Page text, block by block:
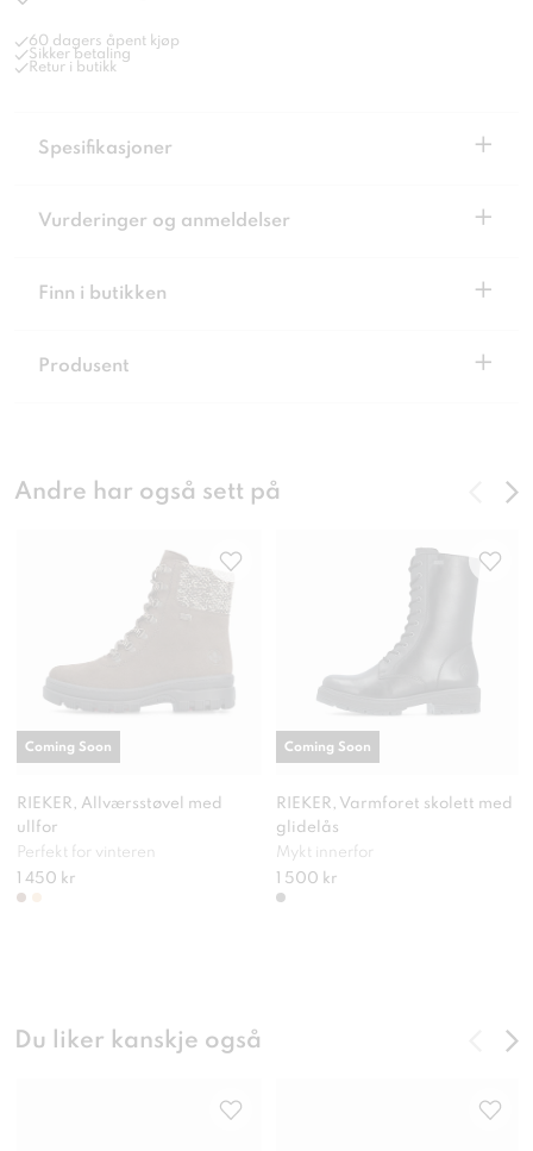
60 dagers åpent kjøp
Sikker betaling
Retur i butikk
Spesifikasjoner +
Vurderinger og anmeldelser +
Finn i butikken +
Produsent +
Andre har også sett på
RIEKER, Allværsstøvel med
ullfor
Perfekt for vinteren
1 450 kr
Coming Soon
RIEKER, Varmforet skolett med
glidelås
Mykt innerfor
1 500 kr
Coming Soon
Du liker kanskje også